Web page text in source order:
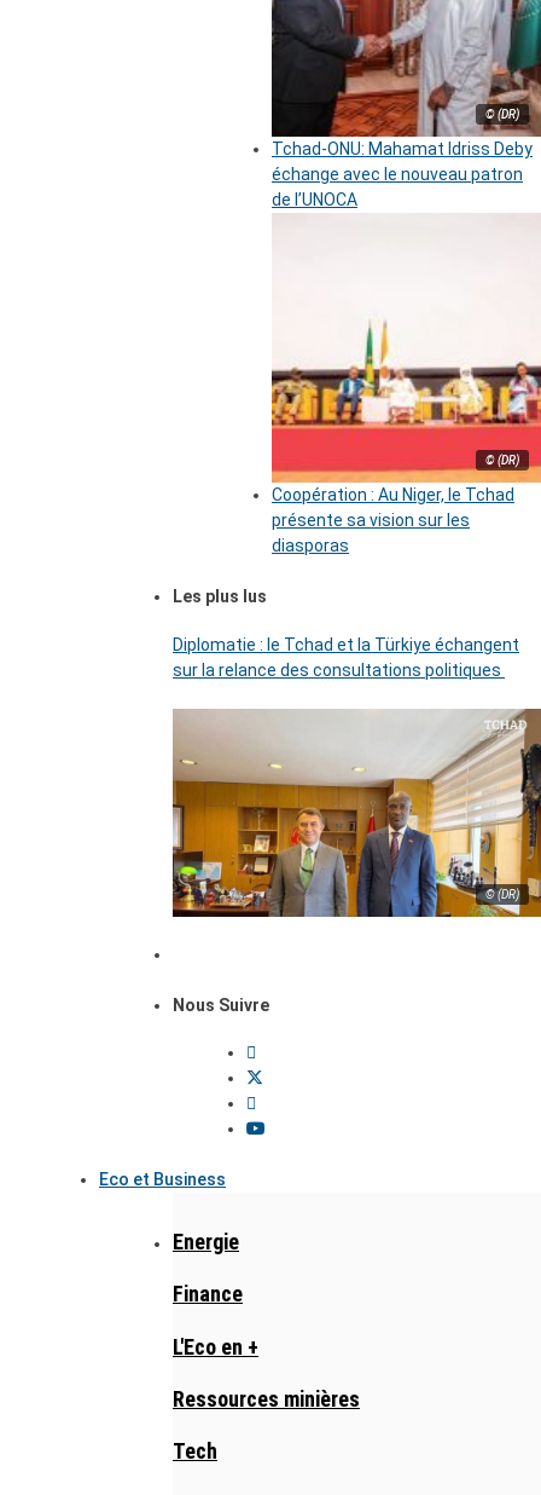
© (DR)
Tchad-ONU: Mahamat Idriss Deby
échange avec le nouveau patron
de l’UNOCA
© (DR)
Coopération : Au Niger, le Tchad
présente sa vision sur les
diasporas
Les plus lus
Diplomatie : le Tchad et la Türkiye échangent
sur la relance des consultations politiques
© (DR)
Nous Suivre
Eco et Business
Energie
Finance
L'Eco en +
Ressources minières
Tech